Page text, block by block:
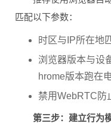
匹配以下参数：
时区与IP所在地
浏览器版本与设
hrome版本跑在
禁用WebRTC防
第三步：建立行为